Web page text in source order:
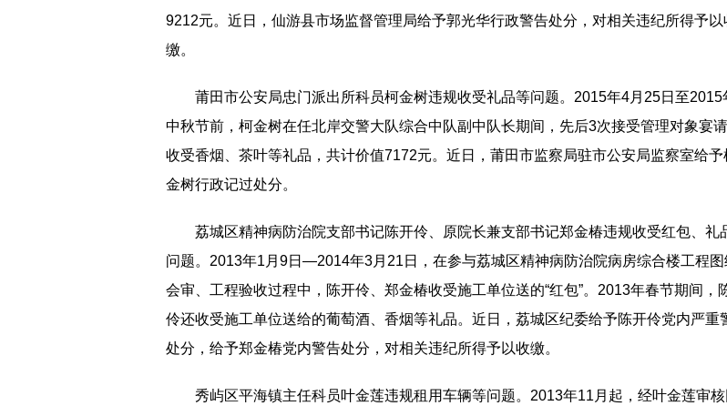
9212元。近日，仙游县市场监督管理局给予郭光华行政警告处分，对相关违纪所得予以
缴。
莆田市公安局忠门派出所科员柯金树违规收受礼品等问题。2015年4月25日至2015
中秋节前，柯金树在任北岸交警大队综合中队副中队长期间，先后3次接受管理对象宴
收受香烟、茶叶等礼品，共计价值7172元。近日，莆田市监察局驻市公安局监察室给予
金树行政记过处分。
荔城区精神病防治院支部书记陈开伶、原院长兼支部书记郑金椿违规收受红包、礼
问题。2013年1月9日—2014年3月21日，在参与荔城区精神病防治院病房综合楼工程图
会审、工程验收过程中，陈开伶、郑金椿收受施工单位送的“红包”。2013年春节期间，
伶还收受施工单位送给的葡萄酒、香烟等礼品。近日，荔城区纪委给予陈开伶党内严重
处分，给予郑金椿党内警告处分，对相关违纪所得予以收缴。
秀屿区平海镇主任科员叶金莲违规租用车辆等问题。2013年11月起，经叶金莲审核